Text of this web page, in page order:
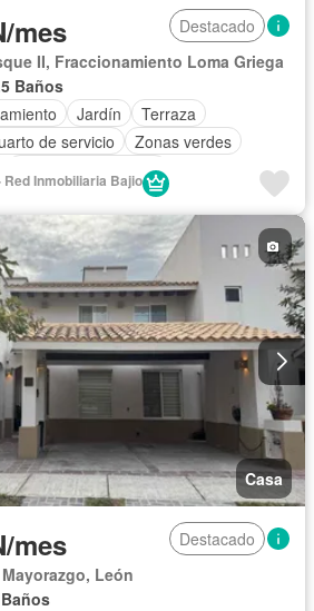
mes
Destacado
II, Fraccionamiento Loma Griega
Baños
Jardín
Terraza
de servicio
Zonas verdes
Caseta de vigilancia
Sin amueblar
Red Inmobiliaria Bajio
Casa
mes
Destacado
León